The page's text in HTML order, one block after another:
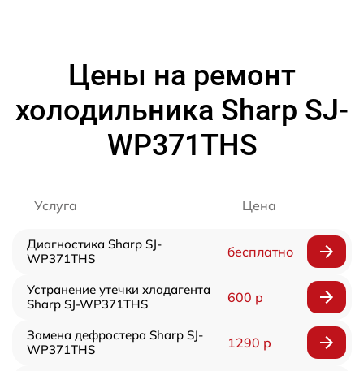
Цены на ремонт
холодильника Sharp SJ-
WP371THS
Услуга Цена
Диагностика Sharp SJ-
WP371THS
бесплатно
Устранение утечки хладагента
Sharp SJ-WP371THS
600 р
Замена дефростера Sharp SJ-
WP371THS
1290 р